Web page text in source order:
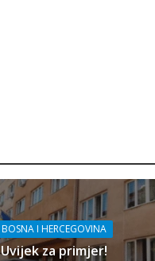
BOSNA I HERCEGOVINA
Uvijek za primjer!